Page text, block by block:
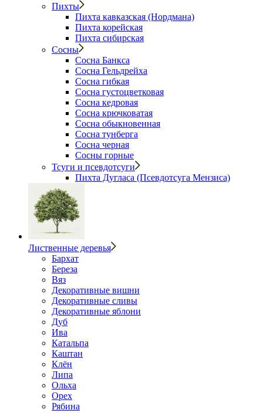
Пихты
Пихта кавказская (Нордмана)
Пихта корейская
Пихта сибирская
Сосны
Сосна Банкса
Сосна Гельдрейха
Сосна гибкая
Сосна густоцветковая
Сосна кедровая
Сосна крючковатая
Сосна обыкновенная
Сосна тунберга
Сосна черная
Сосны горные
Тсуги и псевдотсуги
Пихта Дугласа (Псевдотсуга Мензиса)
Лиственные деревья
Бархат
Береза
Вяз
Декоративные вишни
Декоративные сливы
Декоративные яблони
Дуб
Ива
Катальпа
Каштан
Клён
Липа
Ольха
Орех
Рябина